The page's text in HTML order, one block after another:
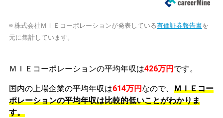
※ 株式会社ＭＩＥコーポレーションが発表している有価証券報告書を
元に集計しています。
ＭＩＥコーポレーションの平均年収は426万円 です。
国内の上場企業の平均年収は614万円 なので、 ＭＩＥコー
ポレーションの平均年収は比較的低いことがわかりま
す。